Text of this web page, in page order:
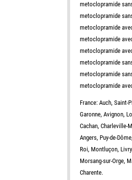
metoclopramide
metoclopramide
metoclopramide
metoclopramide
metoclopramide
metoclopramide
metoclopramide
metoclopramide
France: Auch, Saint-
Garonne, Avignon,
Cachan, Charleville-
Angers, Puy-de-
Roi, Montluçon,
Morsang-sur-Orge,
Charente.